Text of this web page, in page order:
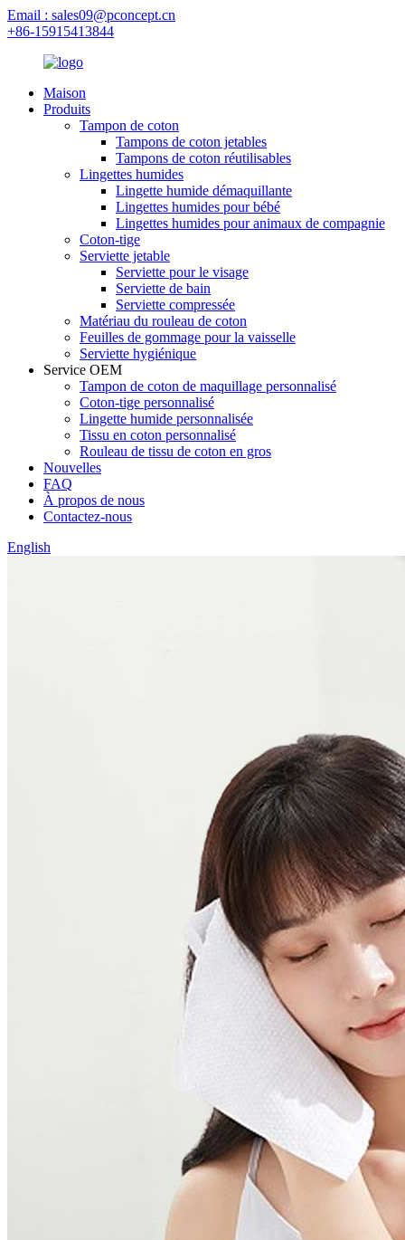
Email : sales09@pconcept.cn
+86-15915413844
Maison
Produits
Tampon de coton
Tampons de coton jetables
Tampons de coton réutilisables
Lingettes humides
Lingette humide démaquillante
Lingettes humides pour bébé
Lingettes humides pour animaux de compagnie
Coton-tige
Serviette jetable
Serviette pour le visage
Serviette de bain
Serviette compressée
Matériau du rouleau de coton
Feuilles de gommage pour la vaisselle
Serviette hygiénique
Service OEM
Tampon de coton de maquillage personnalisé
Coton-tige personnalisé
Lingette humide personnalisée
Tissu en coton personnalisé
Rouleau de tissu de coton en gros
Nouvelles
FAQ
À propos de nous
Contactez-nous
English